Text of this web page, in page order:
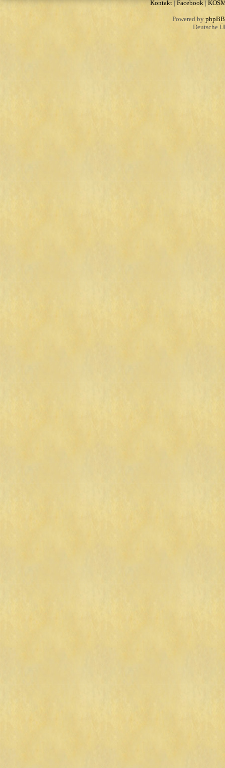
Kontakt| Facebook|
Powered by phpBB
Deutsche